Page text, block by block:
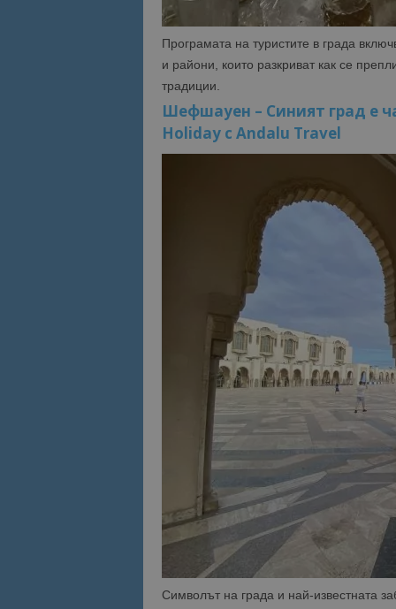
Програмата на туристите в града
и райони, които разкриват как се
традиции.
Шефшауен – Синият град е
Holiday с Andalu Travel
Символът на града и най-известната
_ga_B09EBBY8PY
_ga_WXPDN4HSCV